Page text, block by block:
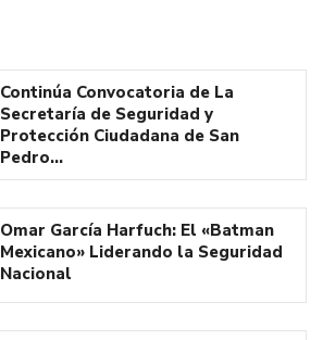
Continúa Convocatoria de La
Secretaría de Seguridad y
Protección Ciudadana de San
Pedro…
Omar García Harfuch: El «Batman
Mexicano» Liderando la Seguridad
Nacional